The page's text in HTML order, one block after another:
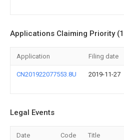
Applications Claiming Priority
Application Filing date
CN201922077553.8U 2019-11-27
Legal Events
Date Code Title